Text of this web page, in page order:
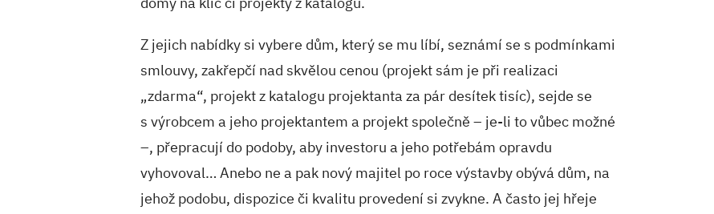
Z jejich nabídky si vybere dům, který se mu líbí, seznámí se s podmínkami
smlouvy, zakřepčí nad skvělou cenou (projekt sám je při realizaci
„zdarma“, projekt z katalogu projektanta za pár desítek tisíc), sejde se
s výrobcem a jeho projektantem a projekt společně – je-li to vůbec možné
–, přepracují do podoby, aby investoru a jeho potřebám opravdu
vyhovoval… Anebo ne a pak nový majitel po roce výstavby obývá dům, na
jehož podobu, dispozice či kvalitu provedení si zvykne. A často jej hřeje